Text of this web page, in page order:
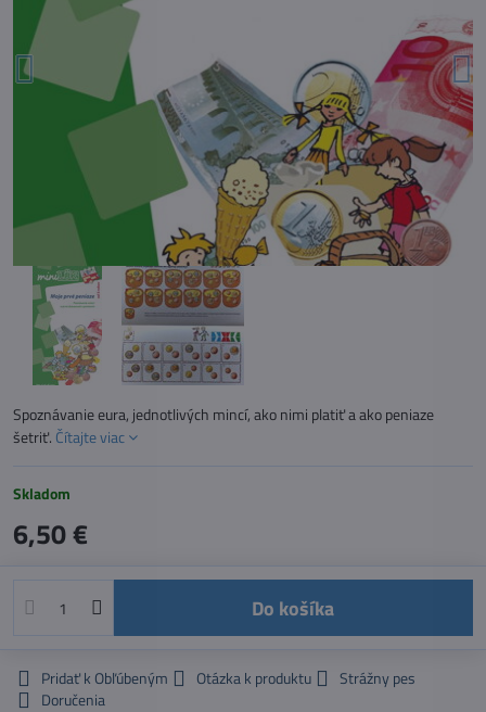
Spoznávanie eura, jednotlivých mincí, ako nimi platiť a ako peniaze
šetriť. Čítajte viac
Skladom
6,50 €
Do košíka
Pridať k Obľúbeným Otázka k produktu
Strážny pes
Doručenia